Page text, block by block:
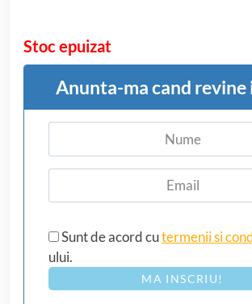
Stoc epuizat
Anunta-ma cand revine
Sunt de acord cutermenii si
ului.
MA INSCRIU!